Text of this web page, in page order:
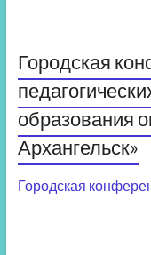
Городская
образования
Архангельск»
Городская